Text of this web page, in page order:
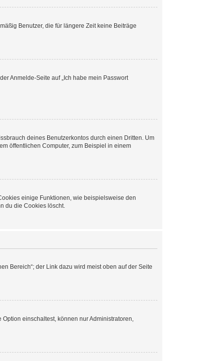
Benutzer, die für längere Zeit keine Beiträge
Anmelde-Seite auf „Ich habe mein Passwort
deines Benutzerkontos durch einen Dritten. Um
öffentlichen Computer, zum Beispiel in einem
einige Funktionen, wie beispielsweise den
du die Cookies löscht.
Bereich“; der Link dazu wird meist oben auf der Seite
einschaltest, können nur Administratoren,